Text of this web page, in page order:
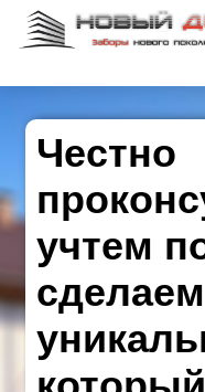
Честно
учтем
сделаем